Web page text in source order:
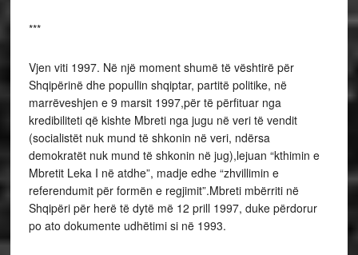
***
Vjen viti 1997. Në një moment shumë të vështirë për
Shqipërinë dhe popullin shqiptar, partitë politike, në
marrëveshjen e 9 marsit 1997,për të përfituar nga
kredibiliteti që kishte Mbreti nga jugu në veri të vendit
(socialistët nuk mund të shkonin në veri, ndërsa
demokratët nuk mund të shkonin në jug),lejuan “kthimin e
Mbretit Leka I në atdhe”, madje edhe “zhvillimin e
referendumit për formën e regjimit”.Mbreti mbërriti në
Shqipëri për herë të dytë më 12 prill 1997, duke përdorur
po ato dokumente udhëtimi si në 1993.